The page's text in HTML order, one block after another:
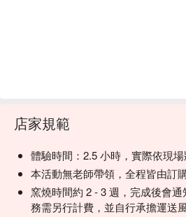
店家規範
體驗時間：2.5 小時，實際依現場
本活動無老師帶領，全程皆由訂
窯燒時間約 2 - 3 週，完成後會
務需另行計費，並自行承擔運送風